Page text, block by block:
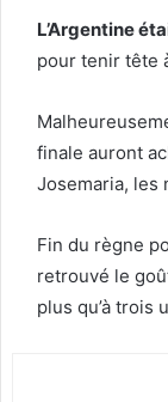
L’Argentine
pour tenir tête
finale auront
Josemaria, les
Fin du règne
retrouvé le
plus qu’à trois